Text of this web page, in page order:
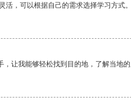
活，可以根据自己的需求选择学习方式。
让我能够轻松找到目的地，了解当地的